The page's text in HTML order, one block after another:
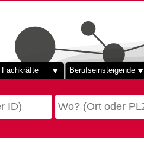
Fachkräfte Berufseinsteigende